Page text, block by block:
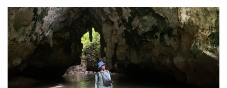
Tak
Menyengat
di
Jantung
Maratua